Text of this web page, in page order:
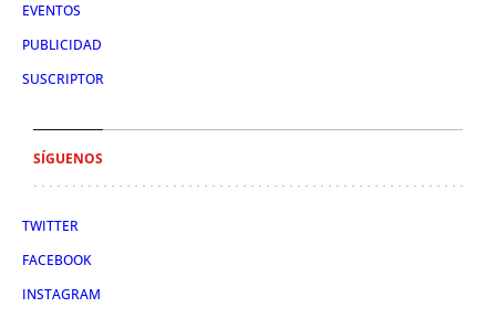
EVENTOS
PUBLICIDAD
SUSCRIPTOR
SÍGUENOS
TWITTER
FACEBOOK
INSTAGRAM